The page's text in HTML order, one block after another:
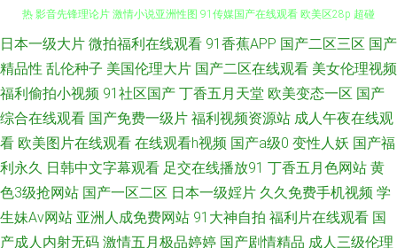
91影院 韩国伦理妈妈的朋友 欧美日日韩色色 av搬运工 久久第6页 玖玖伊人
热 影音先锋理论片 激情小说亚洲性图 91传媒国产在线观看 欧美区28p 超碰
91午夜福利影视 人妻系列专区无码免费 92肏肏 老湿机福利看片 影音先锋女
人网 超碰91日韩激情 婷婷色麻豆 国产一区色呦呦呦 91n中文字幕 精品不卡
日本一级大片 微拍福利在线观看 91香蕉APP 国产二区三区 国产
精品性 乱伦种子 美国伦理大片 国产二区在线观看 美女伦理视频
福利偷拍小视频 91社区国产 丁香五月天堂 欧美变态一区 国产
综合在线观看 国产免费一级片 福利视频资源站 成人午夜在线观
看 欧美图片在线观看 在线观看h视频 国产a级0 变性人妖 国产福
利永久 日韩中文字幕观看 足交在线播放91 丁香五月色网站 黄
色3级抢网站 国产一区二区 日本一级婬片 久久免费手机视频 学
生妹Av网站 亚洲人成免费网站 91大神自拍 福利片在线观看 国
产成人内射无码 激情五月极品婷婷 国产剧情精品 成人三级伦理